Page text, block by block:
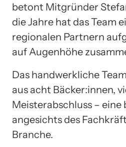
betont Mitgründer
die Jahre hat das Team
regionalen Partnern
auf Augenhöhe
Das handwerkliche
aus acht Bäcker:innen,
Meisterabschluss – eine
angesichts des
Branche.